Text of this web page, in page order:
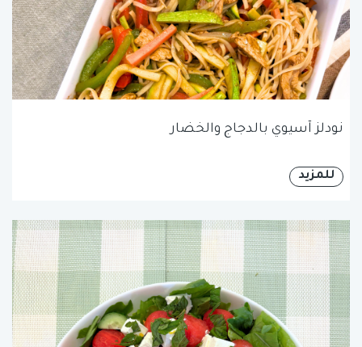
نودلز آسيوي بالدجاج والخضار
للمزيد